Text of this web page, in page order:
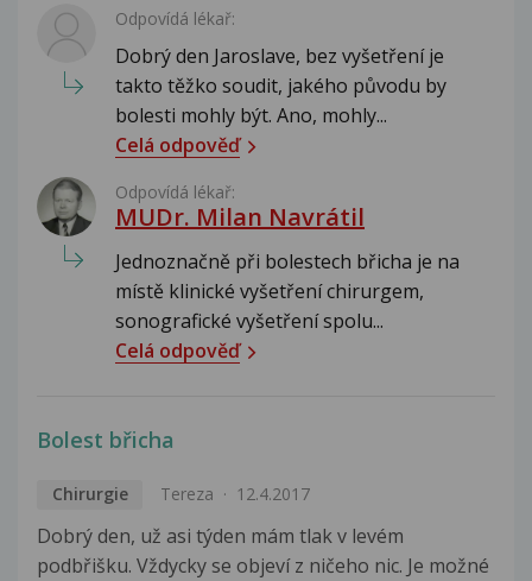
Odpovídá lékař:
Dobrý den Jaroslave, bez vyšetření je
takto těžko soudit, jakého původu by
bolesti mohly být. Ano, mohly...
Celá odpověď
Odpovídá lékař:
MUDr. Milan Navrátil
Jednoznačně při bolestech břicha je na
místě klinické vyšetření chirurgem,
sonografické vyšetření spolu...
Celá odpověď
Bolest břicha
Chirurgie Tereza 12.4.2017
Dobrý den, už asi týden mám tlak v levém
podbřišku. Vždycky se objeví z ničeho nic. Je možné